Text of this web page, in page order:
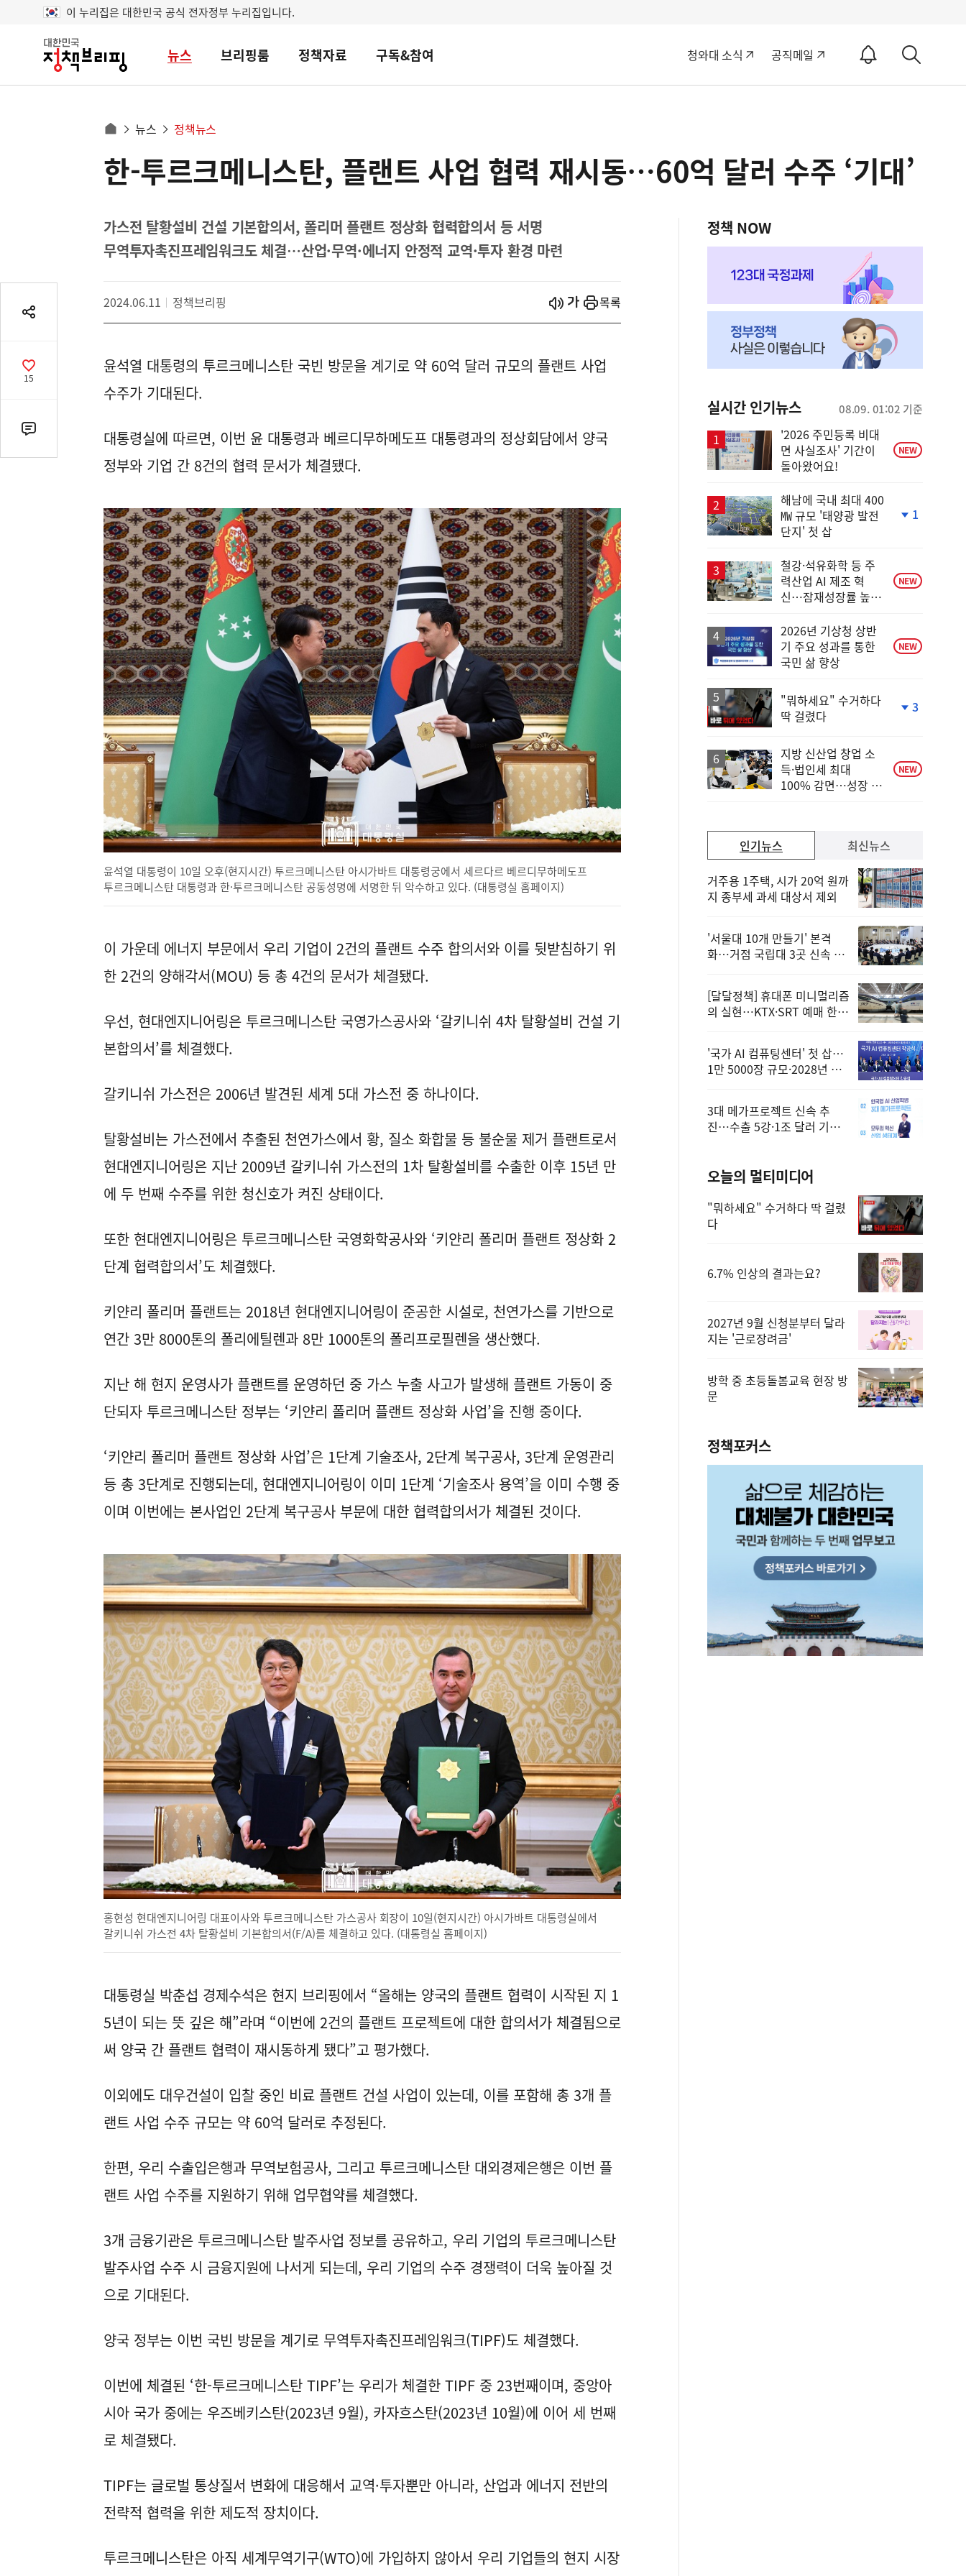
이 누리집은 대한민국 공식 전자정부 누리집입니다.
대
민
뉴스 브리핑룸 정책자료 구독&참여 청와대 소식 공직메일
알
ON
세
으
로
뉴스 정책뉴스
공
기
공
감
15
댓
글
한-투르크메니스탄, 플랜트 사업 협력 재시동…60억 달러 수주 ‘기대’
가스전 탈황설비 건설 기본합의서, 폴리머 플랜트 정상화 협력합의서 등 서명
무역투자촉진프레임워크도 체결…산업·무역·에너지 안정적 교역·투자 환경 마련
2024.06.11 정책브리핑 시작
열기 목록
윤석열 대통령의 투르크메니스탄 국빈 방문을 계기로 약 60억 달러 규모의 플랜트 사업
수주가 기대된다.
대통령실에 따르면, 이번 윤 대통령과 베르디무하메도프 대통령과의 정상회담에서 양국
정부와 기업 간 8건의 협력 문서가 체결됐다.
윤석열 대통령이 10일 오후(현지시간) 투르크메니스탄 아시가바트 대통령궁에서 세르다르 베르디무하메도프
투르크메니스탄 대통령과 한·투르크메니스탄 공동성명에 서명한 뒤 악수하고 있다. (대통령실 홈페이지)
이 가운데 에너지 부문에서 우리 기업이 2건의 플랜트 수주 합의서와 이를 뒷받침하기 위
한 2건의 양해각서(MOU) 등 총 4건의 문서가 체결됐다.
우선, 현대엔지니어링은 투르크메니스탄 국영가스공사와 ‘갈키니쉬 4차 탈황설비 건설 기
본합의서’를 체결했다.
갈키니쉬 가스전은 2006년 발견된 세계 5대 가스전 중 하나이다.
탈황설비는 가스전에서 추출된 천연가스에서 황, 질소 화합물 등 불순물 제거 플랜트로서
현대엔지니어링은 지난 2009년 갈키니쉬 가스전의 1차 탈황설비를 수출한 이후 15년 만
에 두 번째 수주를 위한 청신호가 켜진 상태이다.
또한 현대엔지니어링은 투르크메니스탄 국영화학공사와 ‘키얀리 폴리머 플랜트 정상화 2
단계 협력합의서’도 체결했다.
키얀리 폴리머 플랜트는 2018년 현대엔지니어링이 준공한 시설로, 천연가스를 기반으로
연간 3만 8000톤의 폴리에틸렌과 8만 1000톤의 폴리프로필렌을 생산했다.
지난 해 현지 운영사가 플랜트를 운영하던 중 가스 누출 사고가 발생해 플랜트 가동이 중
단되자 투르크메니스탄 정부는 ‘키얀리 폴리머 플랜트 정상화 사업’을 진행 중이다.
‘키얀리 폴리머 플랜트 정상화 사업’은 1단계 기술조사, 2단계 복구공사, 3단계 운영관리
등 총 3단계로 진행되는데, 현대엔지니어링이 이미 1단계 ‘기술조사 용역’을 이미 수행 중
이며 이번에는 본사업인 2단계 복구공사 부문에 대한 협력합의서가 체결된 것이다.
홍현성 현대엔지니어링 대표이사와 투르크메니스탄 가스공사 회장이 10일(현지시간) 아시가바트 대통령실에서
갈키니쉬 가스전 4차 탈황설비 기본합의서(F/A)를 체결하고 있다. (대통령실 홈페이지)
대통령실 박춘섭 경제수석은 현지 브리핑에서 “올해는 양국의 플랜트 협력이 시작된 지 1
5년이 되는 뜻 깊은 해”라며 “이번에 2건의 플랜트 프로젝트에 대한 합의서가 체결됨으로
써 양국 간 플랜트 협력이 재시동하게 됐다”고 평가했다.
이외에도 대우건설이 입찰 중인 비료 플랜트 건설 사업이 있는데, 이를 포함해 총 3개 플
랜트 사업 수주 규모는 약 60억 달러로 추정된다.
한편, 우리 수출입은행과 무역보험공사, 그리고 투르크메니스탄 대외경제은행은 이번 플
랜트 사업 수주를 지원하기 위해 업무협약를 체결했다.
3개 금융기관은 투르크메니스탄 발주사업 정보를 공유하고, 우리 기업의 투르크메니스탄
발주사업 수주 시 금융지원에 나서게 되는데, 우리 기업의 수주 경쟁력이 더욱 높아질 것
으로 기대된다.
양국 정부는 이번 국빈 방문을 계기로 무역투자촉진프레임워크(TIPF)도 체결했다.
이번에 체결된 ‘한-투르크메니스탄 TIPF’는 우리가 체결한 TIPF 중 23번째이며, 중앙아
시아 국가 중에는 우즈베키스탄(2023년 9월), 카자흐스탄(2023년 10월)에 이어 세 번째
로 체결됐다.
TIPF는 글로벌 통상질서 변화에 대응해서 교역·투자뿐만 아니라, 산업과 에너지 전반의
전략적 협력을 위한 제도적 장치이다.
투르크메니스탄은 아직 세계무역기구(WTO)에 가입하지 않아서 우리 기업들의 현지 시장
정책 NOW
실시간 인기뉴스 08.09. 01:02 기준
'2026 주민등록 비대
면 사실조사' 기간이
돌아왔어요!
NEW
해남에 국내 최대 400
㎿ 규모 '태양광 발전
단지' 첫 삽
1
철강·석유화학 등 주
력산업 AI 제조 혁
신…잠재성장률 높인
NEW
2026년 기상청 상반
기 주요 성과를 통한
국민 삶 향상
NEW
"뭐하세요" 수거하다
딱 걸렸다
3
지방 신산업 창업 소
득·법인세 최대
100% 감면…성장 지
NEW
인기뉴스
거주용 1주택, 시가 20억 원까
지 종부세 과세 대상서 제외
'서울대 10개 만들기' 본격
화…거점 국립대 3곳 신속 선
[달달정책] 휴대폰 미니멀리즘
의 실현…KTX·SRT 예매 한
'국가 AI 컴퓨팅센터' 첫 삽…
1만 5000장 규모·2028년 완
3대 메가프로젝트 신속 추
진…수출 5강·1조 달러 기반
최신뉴스
오늘의 멀티미디어
"뭐하세요" 수거하다 딱 걸렸
다
6.7% 인상의 결과는요?
2027년 9월 신청분부터 달라
지는 '근로장려금'
방학 중 초등돌봄교육 현장 방
문
정책포커스